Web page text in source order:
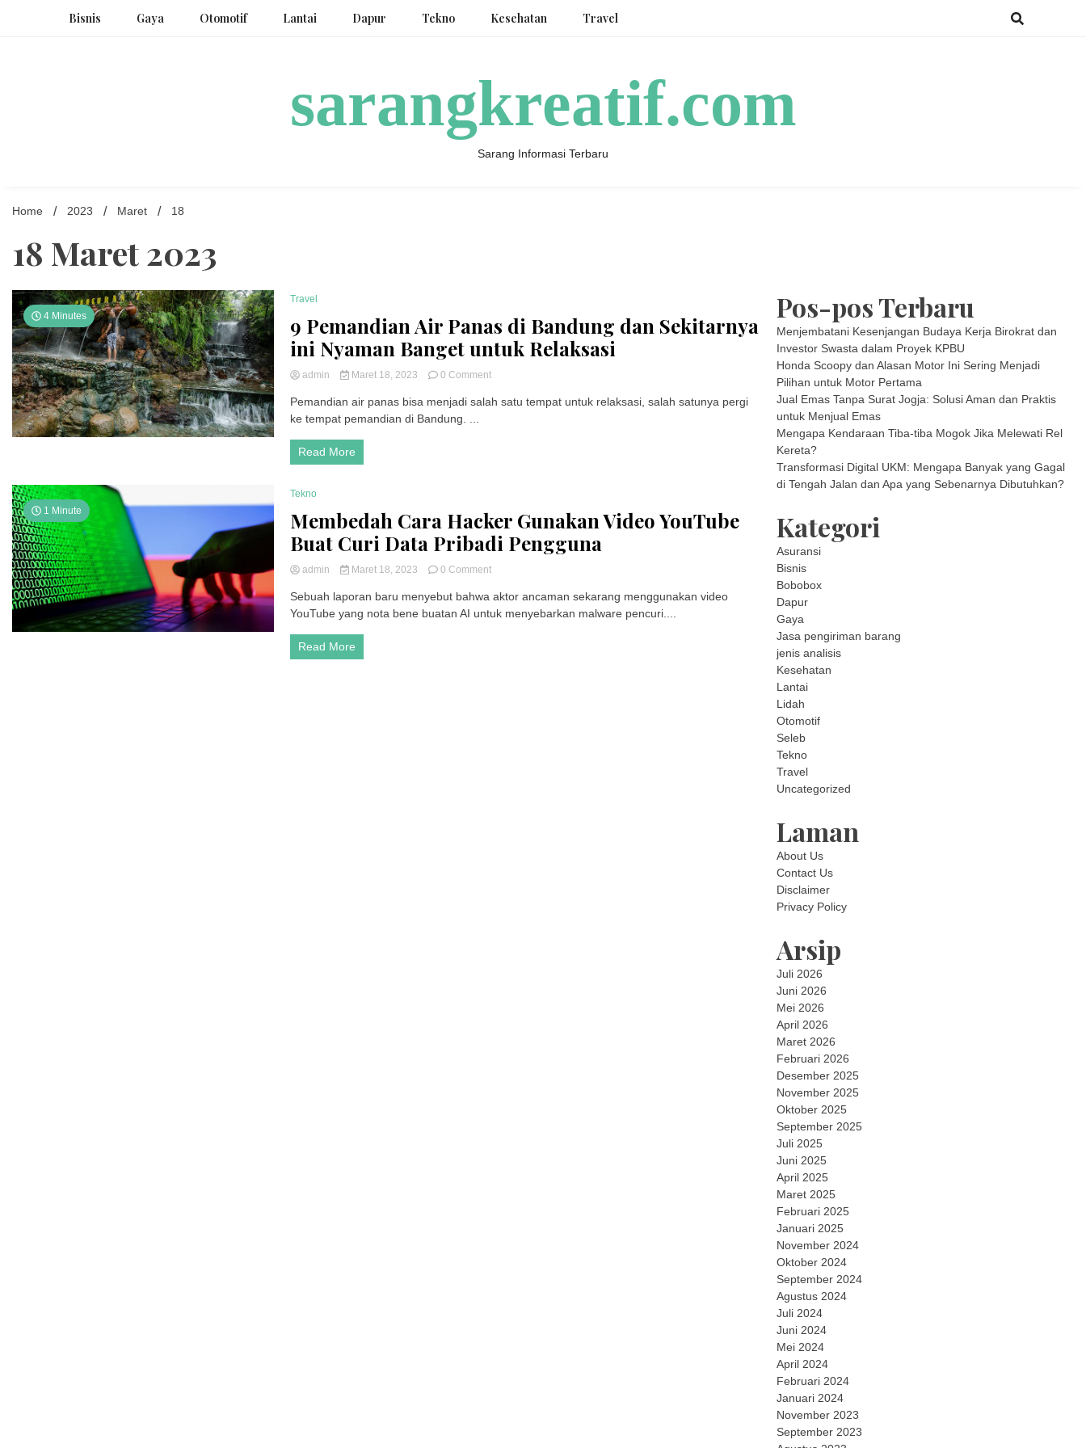
Bisnis Gaya Otomotif Lantai Dapur Tekno Kesehatan Travel
sarangkreatif.com
Sarang Informasi Terbaru
Home 2023 Maret 18
18 Maret 2023
4 Minutes
Travel
9 Pemandian Air Panas di Bandung dan Sekitarnya
ini Nyaman Banget untuk Relaksasi
admin Maret 18, 2023 0 Commenton
Pemandian
Nyaman
Banget
untuk
Relaksasi
Pemandian air panas bisa menjadi salah satu tempat untuk relaksasi, salah satunya pergi
ke tempat pemandian di Bandung. ...
Read More
1 Minute
Tekno
Membedah Cara Hacker Gunakan Video YouTube
Buat Curi Data Pribadi Pengguna
admin Maret 18, 2023 0 Commenton
Cara
Hacker
Sebuah laporan baru menyebut bahwa aktor ancaman sekarang menggunakan video
YouTube yang nota bene buatan AI untuk menyebarkan malware pencuri....
Read More
Pos-pos Terbaru
Menjembatani Kesenjangan Budaya Kerja Birokrat dan
Investor Swasta dalam Proyek KPBU
Honda Scoopy dan Alasan Motor Ini Sering Menjadi
Pilihan untuk Motor Pertama
Jual Emas Tanpa Surat Jogja: Solusi Aman dan Praktis
untuk Menjual Emas
Mengapa Kendaraan Tiba-tiba Mogok Jika Melewati Rel
Kereta?
Transformasi Digital UKM: Mengapa Banyak yang Gagal
di Tengah Jalan dan Apa yang Sebenarnya Dibutuhkan?
Kategori
Asuransi
Bisnis
Bobobox
Dapur
Gaya
Jasa pengiriman barang
jenis analisis
Kesehatan
Lantai
Lidah
Otomotif
Seleb
Tekno
Travel
Uncategorized
Laman
About Us
Contact Us
Disclaimer
Privacy Policy
Arsip
Juli 2026
Juni 2026
Mei 2026
April 2026
Maret 2026
Februari 2026
Desember 2025
November 2025
Oktober 2025
September 2025
Juli 2025
Juni 2025
April 2025
Maret 2025
Februari 2025
Januari 2025
November 2024
Oktober 2024
September 2024
Agustus 2024
Juli 2024
Juni 2024
Mei 2024
April 2024
Februari 2024
Januari 2024
November 2023
September 2023